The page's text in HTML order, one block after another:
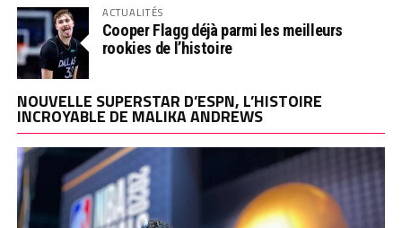
ACTUALITÉS
Cooper Flagg déjà parmi les meilleurs
rookies de l’histoire
NOUVELLE SUPERSTAR D’ESPN, L’HISTOIRE
INCROYABLE DE MALIKA ANDREWS